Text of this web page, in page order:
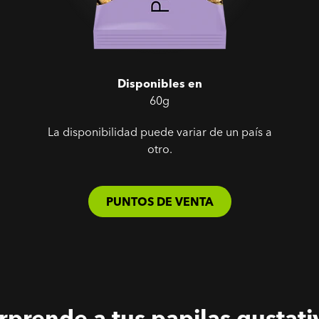
Disponibles en
60g
La disponibilidad puede variar de un país a
otro.
PUNTOS DE VENTA